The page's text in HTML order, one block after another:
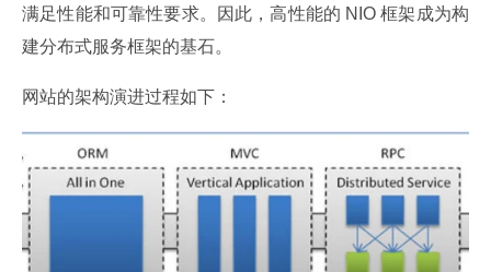
满足性能和可靠性要求。因此，高性能的 NIO 框架成为构
建分布式服务框架的基石。
网站的架构演进过程如下：